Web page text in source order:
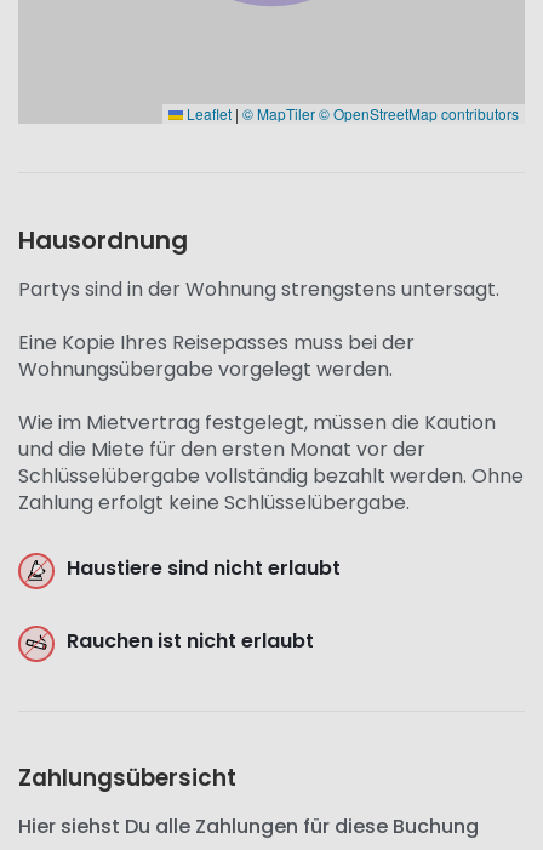
Leaflet | © MapTiler© OpenStreetMap contributors
Hausordnung
Partys sind in der Wohnung strengstens untersagt.
Eine Kopie Ihres Reisepasses muss bei der
Wohnungsübergabe vorgelegt werden.
Wie im Mietvertrag festgelegt, müssen die Kaution
und die Miete für den ersten Monat vor der
Schlüsselübergabe vollständig bezahlt werden. Ohne
Zahlung erfolgt keine Schlüsselübergabe.
Haustiere sind nicht erlaubt
Rauchen ist nicht erlaubt
Zahlungsübersicht
Hier siehst Du alle Zahlungen für diese Buchung